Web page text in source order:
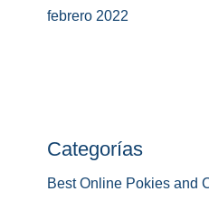
febrero 2022
Categorías
Best Online Pokies and